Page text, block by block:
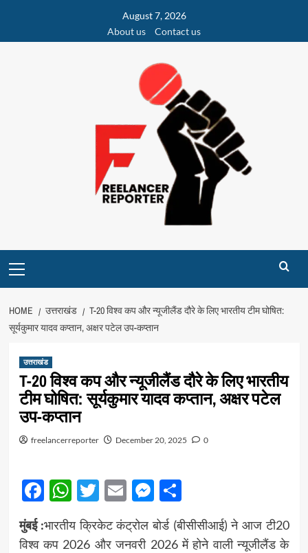
content
August 7, 2026
About us
Contact us
Menu
HOME उत्तराखंड
T-20 विश्व कप और न्यूजीलैंड दौरे के लिए भारतीय टीम घोषित:
सूर्यकुमार यादव कप्तान, अक्षर पटेल उप-कप्तान
उत्तराखंड
T-20 विश्व कप और न्यूजीलैंड दौरे के लिए भारतीय
टीम घोषित: सूर्यकुमार यादव कप्तान, अक्षर पटेल
उप-कप्तान
freelancerreporter December 20, 2025 0
Facebook
WhatsApp
Twitter
EmailMessenger
Share
मुंबई :भारतीय क्रिकेट कंट्रोल बोर्ड (बीसीसीआई) ने आज टी20
विश्व कप 2026 और जनवरी 2026 में होने वाली न्यूजीलैंड के